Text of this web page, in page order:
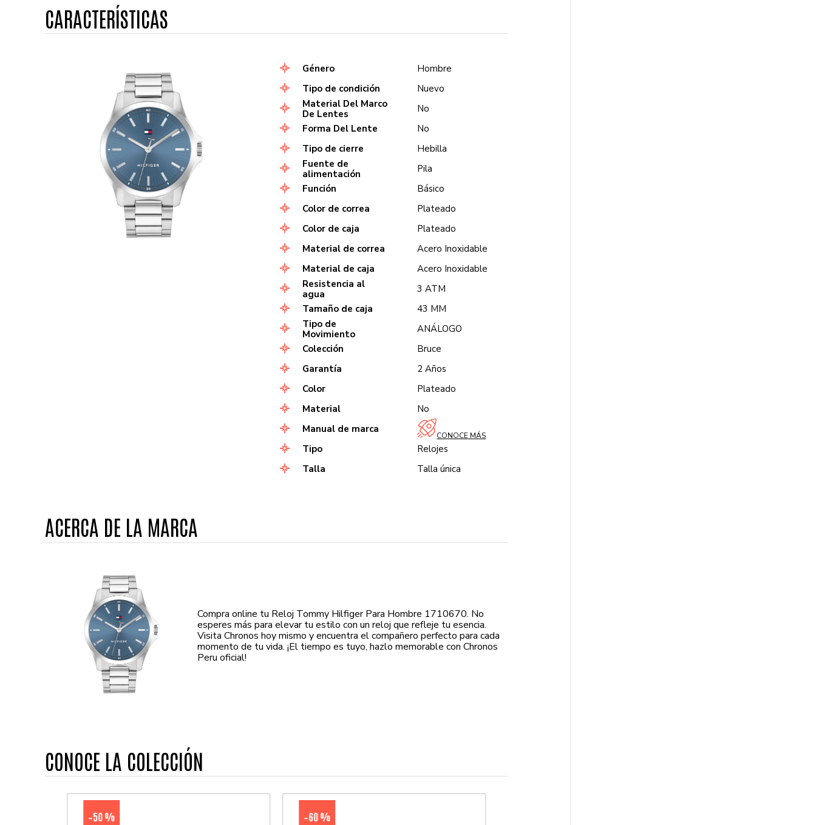
Género
Hombre
Tipo de condición
Nuevo
Material Del Marco
De Lentes
No
Forma Del Lente
No
Tipo de cierre
Hebilla
Fuente de
alimentación
Pila
Función
Básico
Color de correa
Plateado
Color de caja
Plateado
Material de correa
Acero Inoxidable
Material de caja
Acero Inoxidable
Resistencia al
agua
3 ATM
Tamaño de caja
43 MM
Tipo de
Movimiento
ANÁLOGO
Colección
Bruce
Garantía
2 Años
Color
Plateado
Material
No
Manual de marca
CONOCE MÁS
Tipo
Relojes
Talla
Talla única
ACERCA DE LA MARCA
Compra online tu Reloj Tommy Hilfiger Para Hombre 1710670. No
esperes más para elevar tu estilo con un reloj que refleje tu esencia.
Visita Chronos hoy mismo y encuentra el compañero perfecto para cada
momento de tu vida. ¡El tiempo es tuyo, hazlo memorable con Chronos
Peru oficial!
CONOCE LA COLECCIÓN
-50 % -60 %